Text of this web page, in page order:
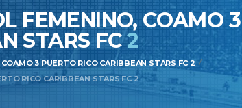
FEMENINO, COAMO 3
STARS FC2
3 PUERTO RICO CARIBBEAN STARS FC 2
RICO CARIBBEAN STARS FC 2